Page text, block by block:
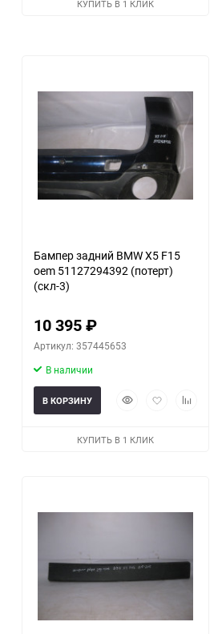
КУПИТЬ В 1 КЛИК
Бампер задний BMW X5 F15
oem 51127294392 (потерт)
(скл-3)
10 395₽
Артикул: 357445653
В наличии
БыстрыйДобавитьДобавить
В КОРЗИНУ
КУПИТЬ В 1 КЛИК